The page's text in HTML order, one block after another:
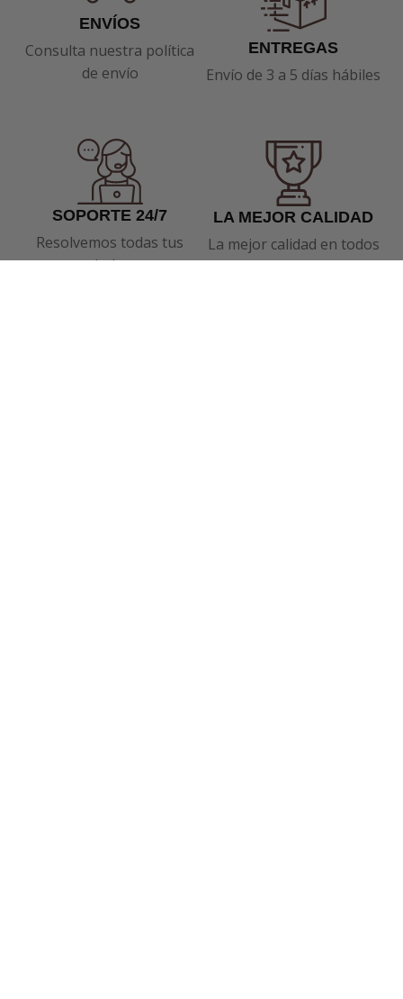
ENVÍOS
Consulta nuestra política
de envío
SOPORTE 24/7
Resolvemos todas tus
dudas
ENTREGAS
Envío de 3 a 5 días hábiles
LA MEJOR CALIDAD
La mejor calidad en todos
nuestros productos